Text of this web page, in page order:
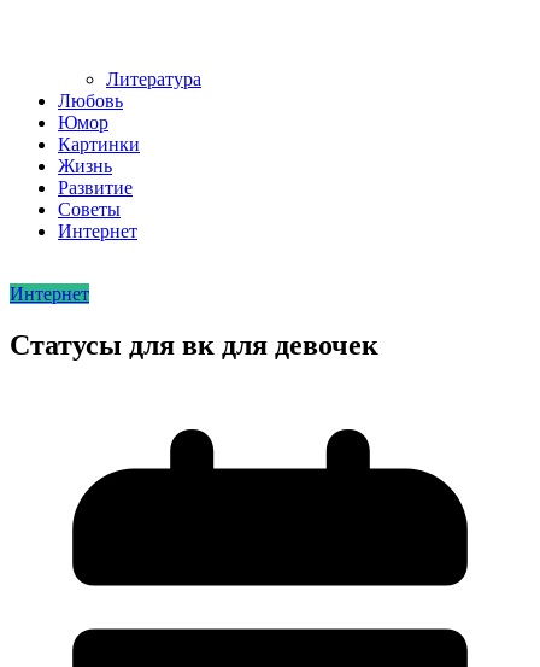
Литература
Любовь
Юмор
Картинки
Жизнь
Развитие
Советы
Интернет
Интернет
Статусы для вк для девочек